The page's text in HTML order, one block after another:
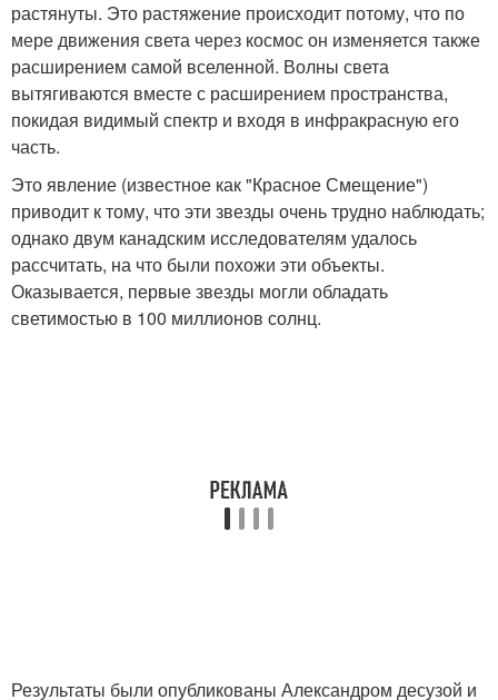
растянуты. Это растяжение происходит потому, что по
мере движения света через космос он изменяется также
расширением самой вселенной. Волны света
вытягиваются вместе с расширением пространства,
покидая видимый спектр и входя в инфракрасную его
часть.
Это явление (известное как "Красное Смещение")
приводит к тому, что эти звезды очень трудно наблюдать;
однако двум канадским исследователям удалось
рассчитать, на что были похожи эти объекты.
Оказывается, первые звезды могли обладать
светимостью в 100 миллионов солнц.
Результаты были опубликованы Александром десузой и